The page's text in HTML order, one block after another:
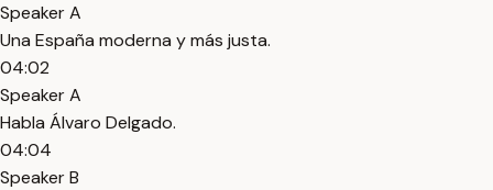
Speaker A
Una España moderna y más justa.
04:02
Speaker A
Habla Álvaro Delgado.
04:04
Speaker B